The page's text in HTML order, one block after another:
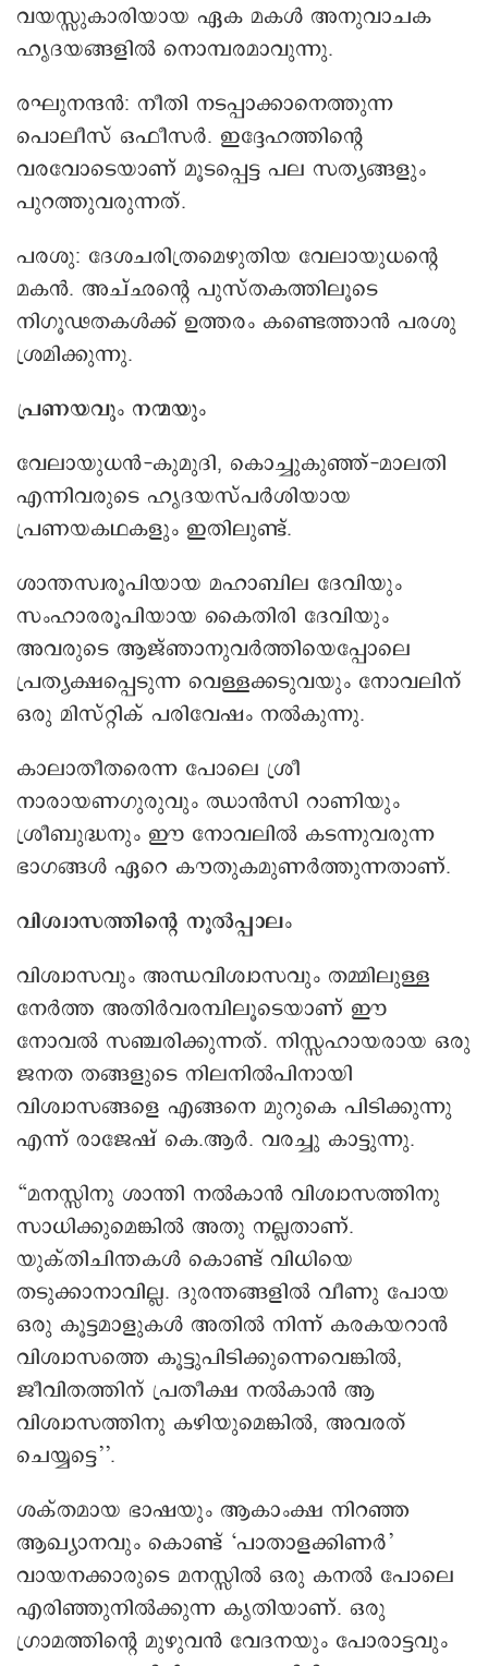
വയസ്സുകാരിയായ ഏക മകൾ അനുവാചക
ഹൃദയങ്ങളിൽ നൊമ്പരമാവുന്നു.
രഘുനന്ദൻ: നീതി നടപ്പാക്കാനെത്തുന്ന
പൊലീസ് ഒഫീസർ. ഇദ്ദേഹത്തിന്റെ
വരവോടെയാണ് മൂടപ്പെട്ട പല സത്യങ്ങളും
പുറത്തുവരുന്നത്.
പരശു: ദേശചരിത്രമെഴുതിയ വേലായുധന്റെ
മകൻ. അച്ഛന്റെ പുസ്തകത്തിലൂടെ
നിഗൂഢതകൾക്ക് ഉത്തരം കണ്ടെത്താൻ പരശു
ശ്രമിക്കുന്നു.
പ്രണയവും നന്മയും
വേലായുധൻ-കുമുദി, കൊച്ചുകുഞ്ഞ്-മാലതി
എന്നിവരുടെ ഹൃദയസ്പർശിയായ
പ്രണയകഥകളും ഇതിലുണ്ട്.
ശാന്തസ്വരൂപിയായ മഹാബില ദേവിയും
സംഹാരരൂപിയായ കൈതിരി ദേവിയും
അവരുടെ ആജ്ഞാനുവർത്തിയെപ്പോലെ
പ്രത്യക്ഷപ്പെടുന്ന വെള്ളക്കടുവയും നോവലിന്
ഒരു മിസ്റ്റിക് പരിവേഷം നൽകുന്നു.
കാലാതീതരെന്ന പോലെ ശ്രീ
നാരായണഗുരുവും ഝാൻസി റാണിയും
ശ്രീബുദ്ധനും ഈ നോവലിൽ കടന്നുവരുന്ന
ഭാഗങ്ങൾ ഏറെ കൗതുകമുണർത്തുന്നതാണ്.
വിശ്വാസത്തിന്റെ നൂൽപ്പാലം
വിശ്വാസവും അന്ധവിശ്വാസവും തമ്മിലുള്ള
നേർത്ത അതിർവരമ്പിലൂടെയാണ് ഈ
നോവൽ സഞ്ചരിക്കുന്നത്. നിസ്സഹായരായ ഒരു
ജനത തങ്ങളുടെ നിലനിൽപിനായി
വിശ്വാസങ്ങളെ എങ്ങനെ മുറുകെ പിടിക്കുന്നു
എന്ന് രാജേഷ് കെ.ആർ. വരച്ചു കാട്ടുന്നു.
“മനസ്സിനു ശാന്തി നൽകാൻ വിശ്വാസത്തിനു
സാധിക്കുമെങ്കിൽ അതു നല്ലതാണ്.
യുക്തിചിന്തകൾ കൊണ്ട് വിധിയെ
തടുക്കാനാവില്ല. ദുരന്തങ്ങളിൽ വീണു പോയ
ഒരു കൂട്ടമാളുകൾ അതിൽ നിന്ന് കരകയറാൻ
വിശ്വാസത്തെ കൂട്ടുപിടിക്കുന്നെവെങ്കിൽ,
ജീവിതത്തിന് പ്രതീക്ഷ നൽകാൻ ആ
വിശ്വാസത്തിനു കഴിയുമെങ്കിൽ, അവരത്
ചെയ്യട്ടെ’’.
ശക്തമായ ഭാഷയും ആകാംക്ഷ നിറഞ്ഞ
ആഖ്യാനവും കൊണ്ട് ‘പാതാളക്കിണർ’
വായനക്കാരുടെ മനസ്സിൽ ഒരു കനൽ പോലെ
എരിഞ്ഞുനിൽക്കുന്ന കൃതിയാണ്. ഒരു
ഗ്രാമത്തിന്റെ മുഴുവൻ വേദനയും പോരാട്ടവും